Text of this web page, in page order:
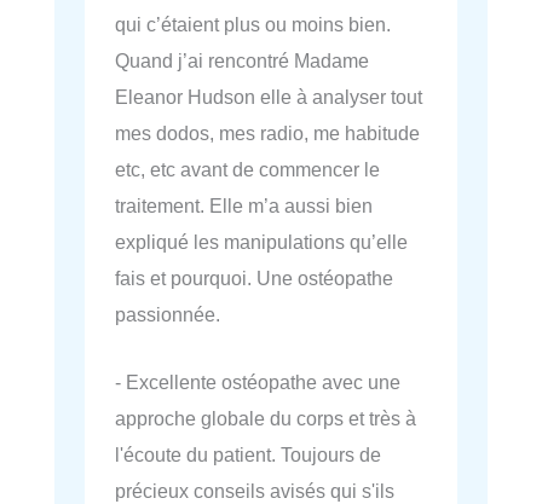
qui c’étaient plus ou moins bien.
Quand j’ai rencontré Madame
Eleanor Hudson elle à analyser tout
mes dodos, mes radio, me habitude
etc, etc avant de commencer le
traitement. Elle m’a aussi bien
expliqué les manipulations qu’elle
fais et pourquoi. Une ostéopathe
passionnée.
- Excellente ostéopathe avec une
approche globale du corps et très à
l'écoute du patient. Toujours de
précieux conseils avisés qui s'ils